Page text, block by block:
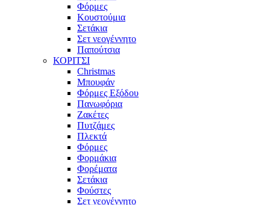
Φόρμες
Κουστούμια
Σετάκια
Σετ νεογέννητο
Παπούτσια
ΚΟΡΙΤΣΙ
Christmas
Μπουφάν
Φόρμες Εξόδου
Πανωφόρια
Ζακέτες
Πυτζάμες
Πλεκτά
Φόρμες
Φορμάκια
Φορέματα
Σετάκια
Φούστες
Σετ νεογέννητο